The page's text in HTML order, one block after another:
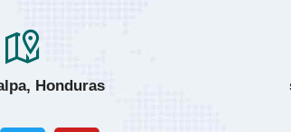
Honduras